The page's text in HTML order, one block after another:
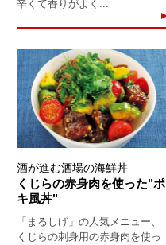
辛くて香りがよく...
酒が進む酒場の海鮮丼
くじらの赤身肉を使った"ポ
キ風丼"
「まるしげ」の人気メニュー、
くじらの刺身用の赤身肉を使っ